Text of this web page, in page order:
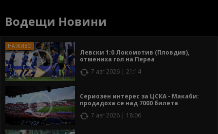
Водещи Новини
Левски 1:0 Локомотив (Пловдив),
отмениха гол на Переа
7 авг 2026 | 21:14
Сериозен интерес за ЦСКА - Макаби:
продадоха се над 7000 билета
7 авг 2026 | 18:06